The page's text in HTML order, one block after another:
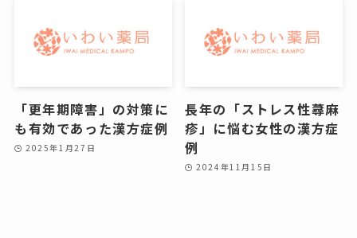
「更年期障害」の対策に
も有効であった漢方症例
2025年1月27日
長年の「ストレス性蕁麻
疹」に悩む女性の漢方症
例
2024年11月15日